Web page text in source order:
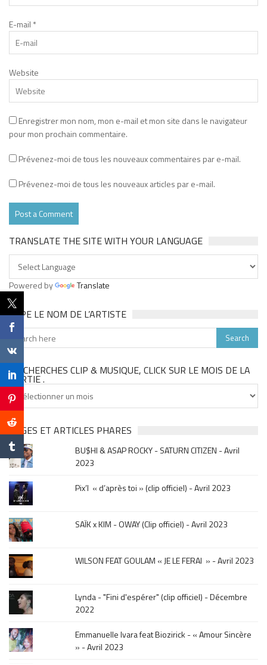
E-mail *
Website
Enregistrer mon nom, mon e-mail et mon site dans le navigateur
pour mon prochain commentaire.
Prévenez-moi de tous les nouveaux commentaires par e-mail.
Prévenez-moi de tous les nouveaux articles par e-mail.
TRANSLATE THE SITE WITH YOUR LANGUAGE
Powered by Translate
TAPE LE NOM DE L’ARTISTE
TU CHERCHES CLIP & MUSIQUE, CLICK SUR LE MOIS DE LA
SORTIE .
Tu
cherches
clip
&
musique,
click
sur
le
mois
de
la
sortie
PAGES ET ARTICLES PHARES
BU$HI & ASAP ROCKY - SATURN CITIZEN - Avril
2023
Pix’l « d’après toi » (clip officiel) - Avril 2023
SAÏK x KIM - OWAY (Clip officiel) - Avril 2023
WILSON FEAT GOULAM « JE LE FERAI » - Avril 2023
Lynda - "Fini d'espérer" (clip officiel) - Décembre
2022
Emmanuelle Ivara feat Biozirick - « Amour Sincère
» - Avril 2023